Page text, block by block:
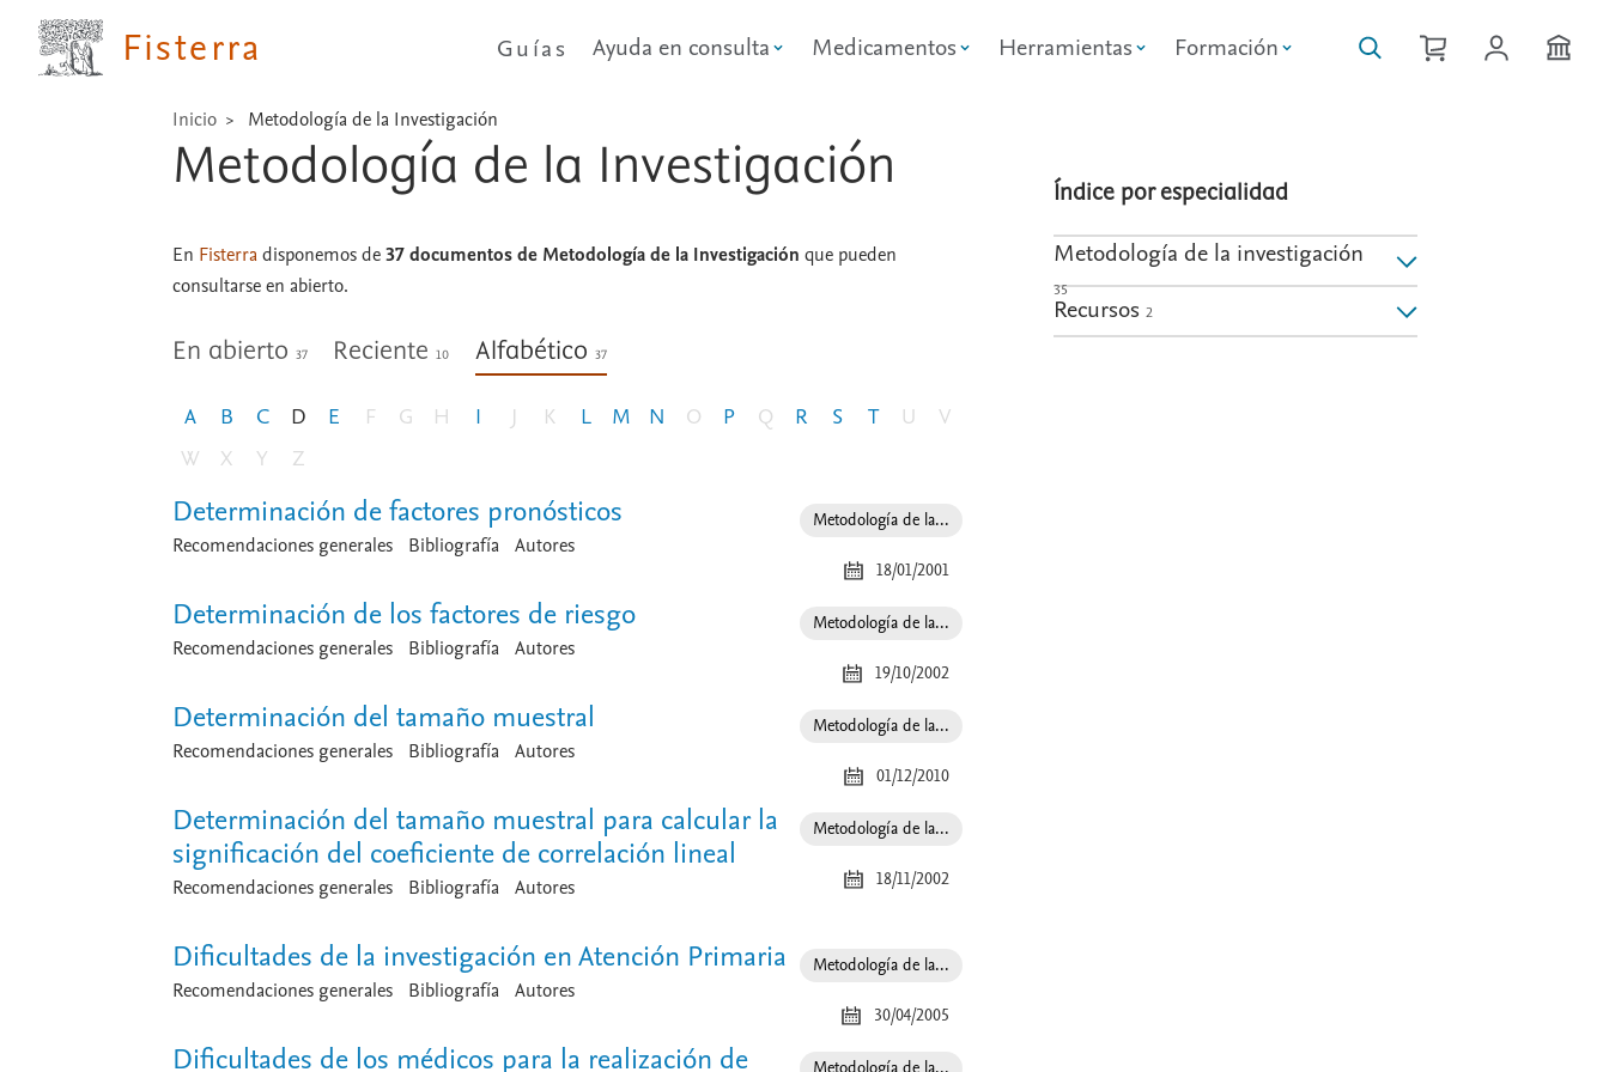
Fisterra Guías Ayuda en consulta Medicamentos Herramientas Formación
Inicio Metodología de la Investigación
Metodología de la Investigación
En Fisterradisponemos de37 documentos de Metodología de la Investigación que pueden
consultarse en abierto.
En abierto 37 Reciente10 Alfabético 37
A B C D E F G H I J K L M N O P Q R S T U
V
W
X Y Z
Metodología de la...
18/01/2001
Determinación de factores pronósticos
Recomendaciones generales Bibliografía Autores
Metodología de la...
19/10/2002
Determinación de los factores de riesgo
Recomendaciones generales Bibliografía Autores
Metodología de la...
01/12/2010
Determinación del tamaño muestral
Recomendaciones generales Bibliografía Autores
Metodología de la...
18/11/2002
Determinación del tamaño muestral para calcular la
significación del coeficiente de correlación lineal
Recomendaciones generales Bibliografía Autores
Metodología de la...
30/04/2005
Dificultades de la investigación en Atención Primaria
Recomendaciones generales Bibliografía Autores
Dificultades de los médicos para la realización de
Índice por especialidad
Metodología de la investigación
35
Recursos 2